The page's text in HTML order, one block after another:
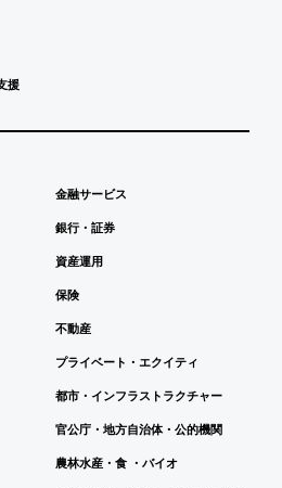
援
金融サービス
銀行・証券
資産運用
保険
不動産
プライベート・エクイティ
都市・インフラストラクチャー
官公庁・地方自治体・公的機関
農林水産・食 ・バイオ